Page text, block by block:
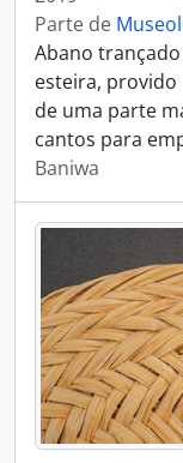
Parte de
Abano
esteira, provido
de uma parte
cantos para
Baniwa